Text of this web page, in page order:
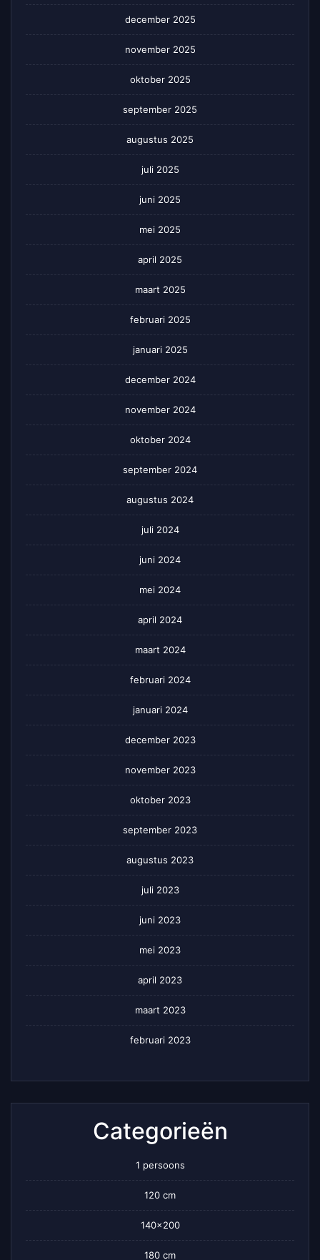
december 2025
november 2025
oktober 2025
september 2025
augustus 2025
juli 2025
juni 2025
mei 2025
april 2025
maart 2025
februari 2025
januari 2025
december 2024
november 2024
oktober 2024
september 2024
augustus 2024
juli 2024
juni 2024
mei 2024
april 2024
maart 2024
februari 2024
januari 2024
december 2023
november 2023
oktober 2023
september 2023
augustus 2023
juli 2023
juni 2023
mei 2023
april 2023
maart 2023
februari 2023
Categorieën
1 persoons
120 cm
140×200
180 cm